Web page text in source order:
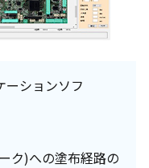
ーションソフ
ク)への塗布経路の